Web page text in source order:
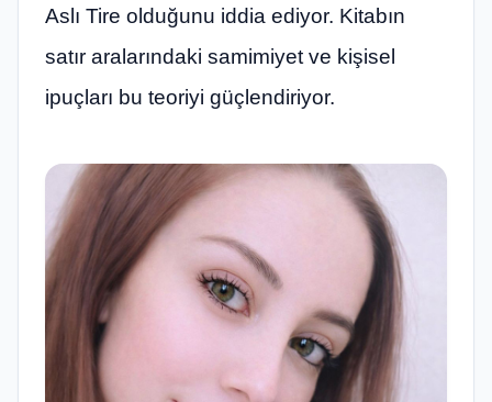
Aslı Tire olduğunu iddia ediyor. Kitabın
satır aralarındaki samimiyet ve kişisel
ipuçları bu teoriyi güçlendiriyor.